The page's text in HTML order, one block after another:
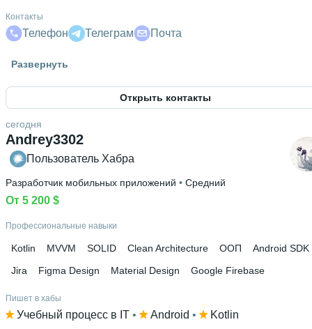
Контакты
Телефон Телеграм Почта
Высшее образование
РГЭУ (РИНХ) • Национальной и мировой экономики
4
Дополнительное образование
• "Global Village" (Toronto, Canada) www.schoolinsiders.com
Развернуть
Открыть контакты
Andrey3302
сегодня
Пользователь Хабра
Разработчик мобильных приложений • Средний
От 5 200 $
Профессиональные навыки
Kotlin MVVM SOLID Clean Architecture ООП
Android SDK
Jira
Figma Design Material Design Google Firebase
Пишет в хабы
Учебный процесс в IT • Android • Kotlin